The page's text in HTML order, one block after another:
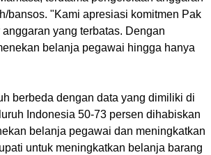
bansos. "Kami apresiasi komitmen Pak
yang terbatas. Dengan
belanja pegawai hingga hanya
berbeda dengan data yang dimiliki di
Indonesia 50-73 persen dihabiskan
belanja pegawai dan meningkatkan
untuk meningkatkan belanja barang